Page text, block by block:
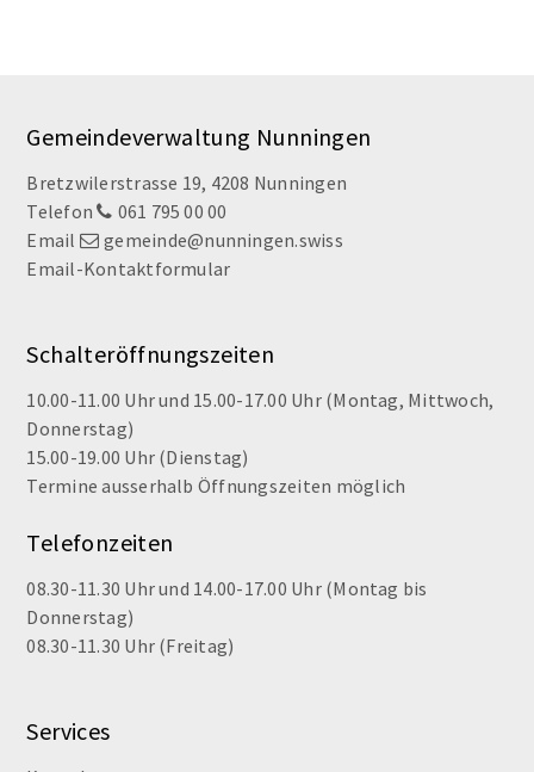
Footer
Gemeindeverwaltung Nunningen
Bretzwilerstrasse 19, 4208 Nunningen
Telefon
061 795 00 00
Email
gemeinde@nunningen.swiss
Email-Kontaktformular
Schalteröffnungszeiten
10.00-11.00 Uhr und 15.00-17.00 Uhr (Montag, Mittwoch,
Donnerstag)
15.00-19.00 Uhr (Dienstag)
Termine ausserhalb Öffnungszeiten möglich
Telefonzeiten
08.30-11.30 Uhr und 14.00-17.00 Uhr (Montag bis
Donnerstag)
08.30-11.30 Uhr (Freitag)
Services